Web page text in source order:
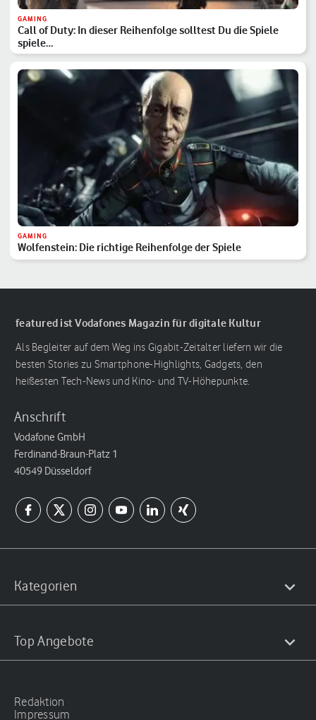
GAMING
Call of Duty: In dieser Reihenfolge solltest Du die Spiele
spiele…
GAMING
Wolfenstein: Die richtige Reihenfolge der Spiele
featured ist Vodafones Magazin für digitale Kultur
Als Begleiter auf dem Weg ins Gigabit-Zeitalter liefern wir die
besten Stories zu Smartphone-Highlights, Gadgets, den
heißesten Tech-News und Kino- und TV-Höhepunkte.
Anschrift
Vodafone GmbH
Ferdinand-Braun-Platz 1
40549 Düsseldorf
Kategorien
Top Angebote
Redaktion
Impressum